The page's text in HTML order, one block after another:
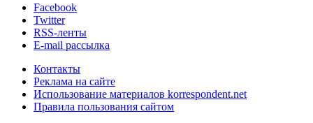
Facebook
Twitter
RSS-ленты
E-mail рассылка
Контакты
Реклама на сайте
Использование материалов korrespondent.net
Правила пользования сайтом